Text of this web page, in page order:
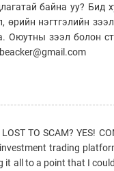
байна уу? Бид
өрийн нэгтгэлийн
Оюутны зээл болон
TO SCAM? YES!
trading
all to a point that I